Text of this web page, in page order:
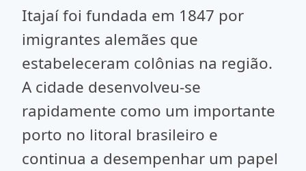
Itajaí foi fundada em 1847 por
imigrantes alemães que
estabeleceram colônias na região.
A cidade desenvolveu-se
rapidamente como um importante
porto no litoral brasileiro e
continua a desempenhar um papel